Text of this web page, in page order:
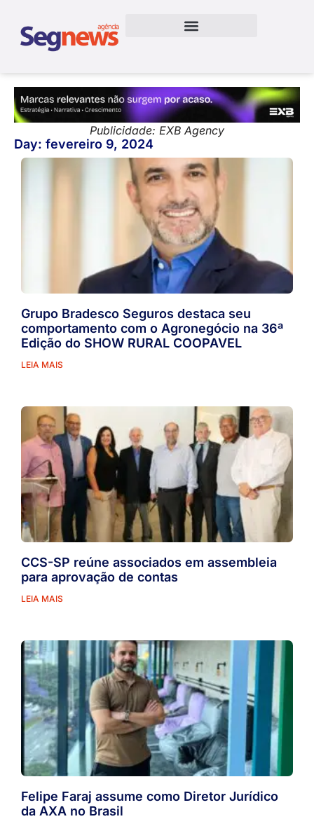
Publicidade: EXB Agency
Day: fevereiro 9, 2024
Grupo Bradesco Seguros destaca seu
comportamento com o Agronegócio na 36ª
Edição do SHOW RURAL COOPAVEL
LEIA MAIS
CCS-SP reúne associados em assembleia
para aprovação de contas
LEIA MAIS
Felipe Faraj assume como Diretor Jurídico
da AXA no Brasil